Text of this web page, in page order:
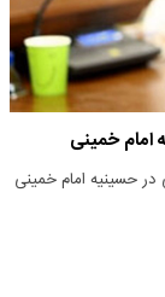
امام خمینی
حسینیه امام خمینی